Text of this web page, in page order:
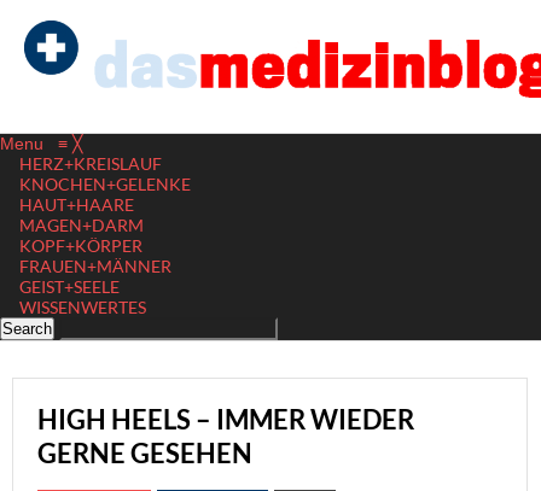
Menu ≡ ╳
HERZ+KREISLAUF
KNOCHEN+GELENKE
HAUT+HAARE
MAGEN+DARM
KOPF+KÖRPER
FRAUEN+MÄNNER
GEIST+SEELE
WISSENWERTES
HIGH HEELS – IMMER WIEDER
GERNE GESEHEN